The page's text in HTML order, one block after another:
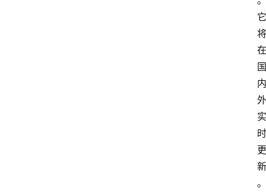
它
将
在
国
内
外
实
时
更
新
。